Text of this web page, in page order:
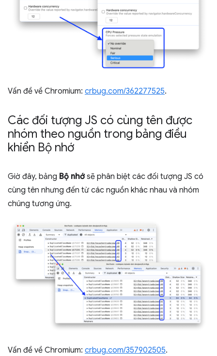
Vấn đề về Chromium: crbug.com/362277525.
Các đối tượng JS có cùng tên được
nhóm theo nguồn trong bảng điều
khiển Bộ nhớ
Giờ đây, bảng Bộ nhớ sẽ phân biệt các đối tượng JS có
cùng tên nhưng đến từ các nguồn khác nhau và nhóm
chúng tương ứng.
Vấn đề về Chromium: crbug.com/357902505.